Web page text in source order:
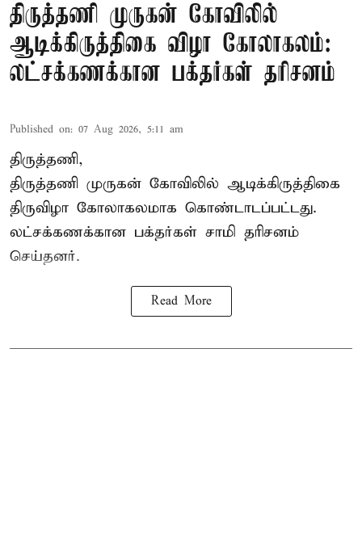
திருத்தணி முருகன் கோவிலில்
ஆடிக்கிருத்திகை விழா கோலாகலம்:
லட்சக்கணக்கான பக்தர்கள் தரிசனம்
Published on: 07 Aug 2026, 5:11 am
திருத்தணி,
திருத்தணி முருகன் கோவிலில் ஆடிக்கிருத்திகை
திருவிழா கோலாகலமாக கொண்டாடப்பட்டது.
லட்சக்கணக்கான பக்தர்கள் சாமி தரிசனம்
செய்தனர்.
Read More